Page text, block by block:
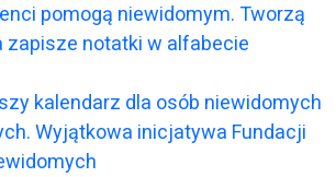
pomogą niewidomym. Tworzą
zapisze notatki w alfabecie
kalendarz dla osób niewidomych
Wyjątkowa inicjatywa Fundacji